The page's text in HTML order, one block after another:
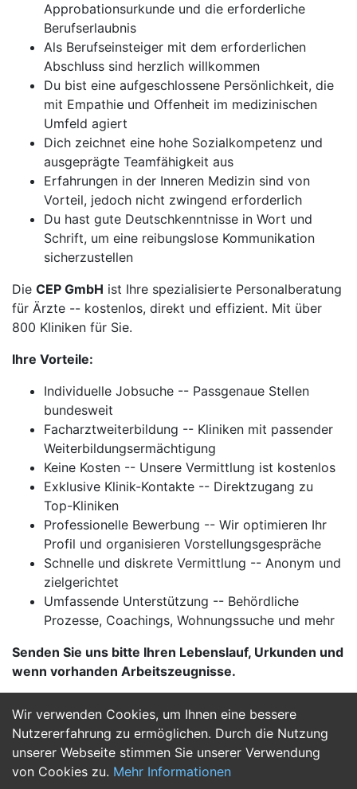
Wir verwenden Cookies, um Ihnen eine bessere
Nutzererfahrung zu ermöglichen. Durch die Nutzung
unserer Webseite stimmen Sie unserer Verwendung
von Cookies zu. Mehr Informationen
Approbationsurkunde und die erforderliche
Berufserlaubnis
Als Berufseinsteiger mit dem erforderlichen
Abschluss sind herzlich willkommen
Du bist eine aufgeschlossene Persönlichkeit, die
mit Empathie und Offenheit im medizinischen
Umfeld agiert
Dich zeichnet eine hohe Sozialkompetenz und
ausgeprägte Teamfähigkeit aus
Erfahrungen in der Inneren Medizin sind von
Vorteil, jedoch nicht zwingend erforderlich
Du hast gute Deutschkenntnisse in Wort und
Schrift, um eine reibungslose Kommunikation
sicherzustellen
Die CEP GmbH ist Ihre spezialisierte Personalberatung
für Ärzte -- kostenlos, direkt und effizient. Mit über
800 Kliniken für Sie.
Ihre Vorteile:
Individuelle Jobsuche -- Passgenaue Stellen
bundesweit
Facharztweiterbildung -- Kliniken mit passender
Weiterbildungsermächtigung
Keine Kosten -- Unsere Vermittlung ist kostenlos
Exklusive Klinik-Kontakte -- Direktzugang zu
Top-Kliniken
Professionelle Bewerbung -- Wir optimieren Ihr
Profil und organisieren Vorstellungsgespräche
Schnelle und diskrete Vermittlung -- Anonym und
zielgerichtet
Umfassende Unterstützung -- Behördliche
Prozesse, Coachings, Wohnungssuche und mehr
Senden Sie uns bitte Ihren Lebenslauf, Urkunden und
wenn vorhanden Arbeitszeugnisse.
Jetzt Bewerben